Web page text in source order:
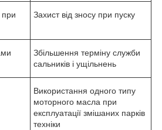
при
Захист від зносу при пуску
Збільшення терміну служби
сальників і ущільнень
Використання одного типу
моторного масла при
експлуатації змішаних парків
техніки